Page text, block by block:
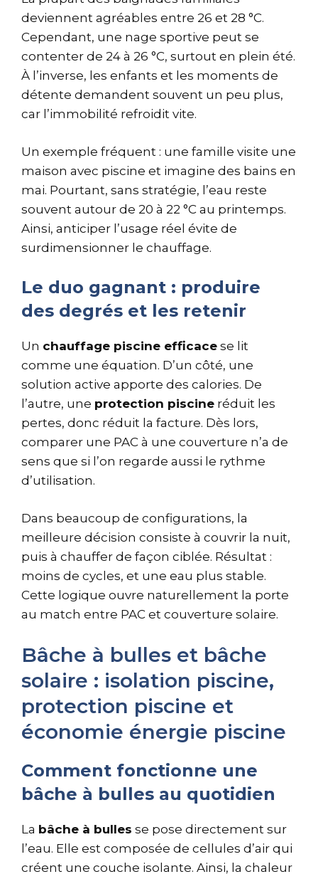
deviennent agréables entre 26 et 28 °C.
Cependant, une nage sportive peut se
contenter de 24 à 26 °C, surtout en plein été.
À l’inverse, les enfants et les moments de
détente demandent souvent un peu plus,
car l’immobilité refroidit vite.
Un exemple fréquent : une famille visite une
maison avec piscine et imagine des bains en
mai. Pourtant, sans stratégie, l’eau reste
souvent autour de 20 à 22 °C au printemps.
Ainsi, anticiper l’usage réel évite de
surdimensionner le chauffage.
Le duo gagnant : produire
des degrés et les retenir
Un chauffage piscine efficace se lit
comme une équation. D’un côté, une
solution active apporte des calories. De
l’autre, une protection piscine réduit les
pertes, donc réduit la facture. Dès lors,
comparer une PAC à une couverture n’a de
sens que si l’on regarde aussi le rythme
d’utilisation.
Dans beaucoup de configurations, la
meilleure décision consiste à couvrir la nuit,
puis à chauffer de façon ciblée. Résultat :
moins de cycles, et une eau plus stable.
Cette logique ouvre naturellement la porte
au match entre PAC et couverture solaire.
Bâche à bulles et bâche
solaire : isolation piscine,
protection piscine et
économie énergie piscine
Comment fonctionne une
bâche à bulles au quotidien
La bâche à bulles se pose directement sur
l’eau. Elle est composée de cellules d’air qui
créent une couche isolante. Ainsi, la chaleur